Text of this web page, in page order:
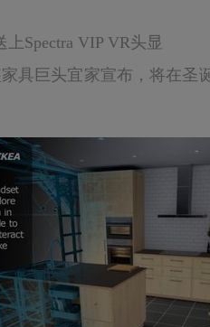
Spectra VIP VR头显
巨头宜家宣布，将在圣